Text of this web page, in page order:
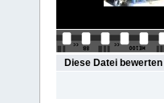
Diese Datei bewerten